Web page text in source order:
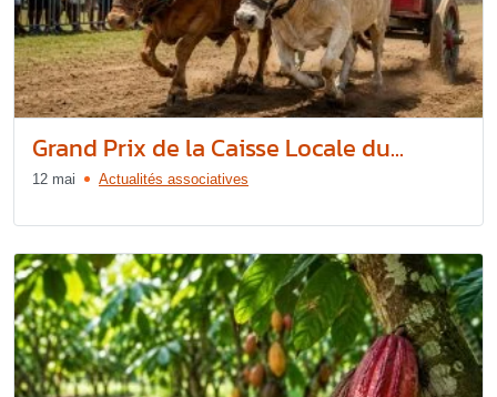
Grand Prix de la Caisse Locale du...
12 mai Actualités associatives